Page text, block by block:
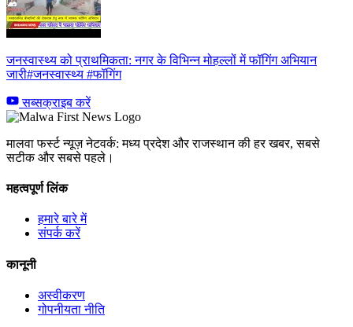
जनस्वास्थ्य को प्राथमिकता: नगर के विभिन्न मोहल्लों में फॉगिंग अभियान
जारी#जनस्वास्थ्य #फॉगिंग
सब्सक्राइब करें
मालवा फर्स्ट न्यूज़ नेटवर्क: मध्य प्रदेश और राजस्थान की हर खबर, सबसे
सटीक और सबसे पहले।
महत्वपूर्ण लिंक
हमारे बारे में
संपर्क करें
कानूनी
अस्वीकरण
गोपनीयता नीति